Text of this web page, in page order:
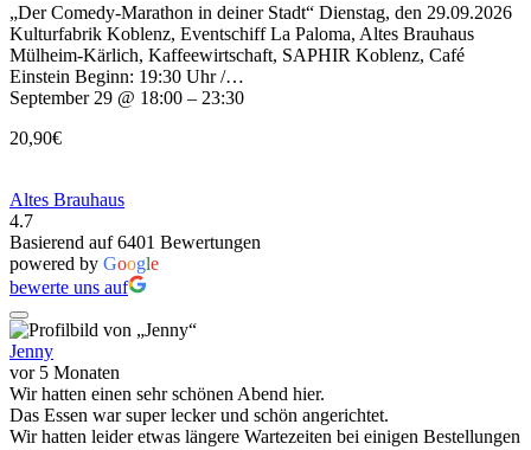
„Der Comedy-Marathon in deiner Stadt“ Dienstag, den 29.09.2026
Kulturfabrik Koblenz, Eventschiff La Paloma, Altes Brauhaus
Mülheim-Kärlich, Kaffeewirtschaft, SAPHIR Koblenz, Café
Einstein Beginn: 19:30 Uhr /…
September 29 @ 18:00 – 23:30
20,90€
Altes Brauhaus
4.7
Basierend auf 6401 Bewertungen
powered by Google
bewerte uns auf
Jenny
vor 5 Monaten
Wir hatten einen sehr schönen Abend hier.
Das Essen war super lecker und schön angerichtet.
Wir hatten leider etwas längere Wartezeiten bei einigen Bestellungen